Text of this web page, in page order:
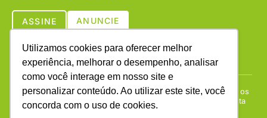
Utilizamos cookies para oferecer melhor
experiência, melhorar o desempenho, analisar
como você interage em nosso site e
personalizar conteúdo. Ao utilizar este site, você
concorda com o uso de cookies.
ASSINE ANUNCIE
Copyright © (1990 - 2026) Revista Campo & Negócios. Todos os
direitos reservados. É proibida a reprodução do conteúdo desta
página em qualquer meio de comunicação, eletrônico ou